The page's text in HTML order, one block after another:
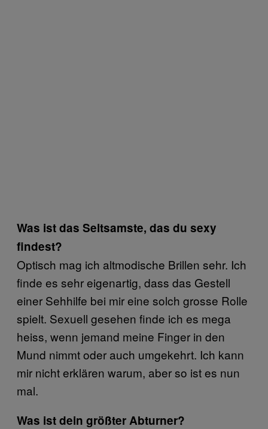
Was ist das Seltsamste, das du sexy
findest?
Optisch mag ich altmodische Brillen sehr. Ich
finde es sehr eigenartig, dass das Gestell
einer Sehhilfe bei mir eine solch grosse Rolle
spielt. Sexuell gesehen finde ich es mega
heiss, wenn jemand meine Finger in den
Mund nimmt oder auch umgekehrt. Ich kann
mir nicht erklären warum, aber so ist es nun
mal.
Was ist dein größter Abturner?